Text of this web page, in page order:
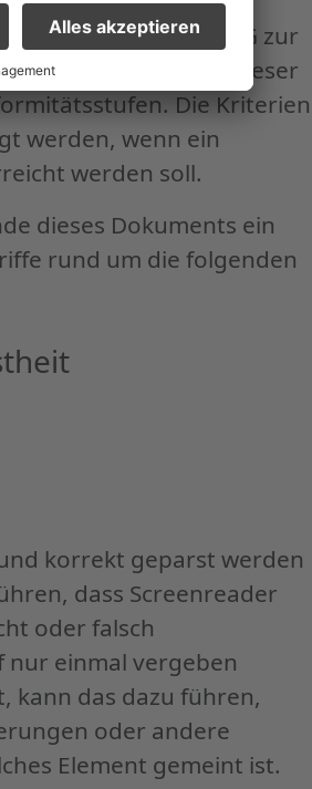
gemäß BFSG zur
konzentriert sich dieser
Die Kriterien
werden, wenn ein
werden soll.
dieses Dokuments ein
rund um die folgenden
korrekt geparst werden
dass Screenreader
oder falsch
nur einmal vergeben
kann das dazu führen,
oder andere
Element gemeint ist.